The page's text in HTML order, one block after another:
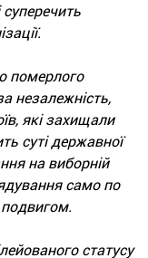
померлого
незалежність,
які захищали
суті державної
на виборній
само по
подвигом.
статусу